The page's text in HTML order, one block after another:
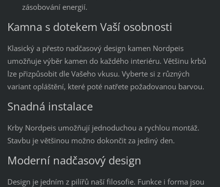
zásobování energií.
Kamna s dotekem Vaší osobnosti
Klasický a přesto nadčasový design kamen Nordpeis
umožňuje výběr kamen do každého interiéru. Většinu krbů
lze přizpůsobit dle Vašeho vkusu. Vyberte si z různých
variant opláštění, které poté natřete požadovanou barvou.
Snadná instalace
Krby Nordpeis umožňují jednoduchou a rychlou montáž.
Stavbu je většinou možno dokončit za jediný den.
Moderní nadčasový design
Design je jedním z pilířů naší filosofie. Funkce i forma jsou